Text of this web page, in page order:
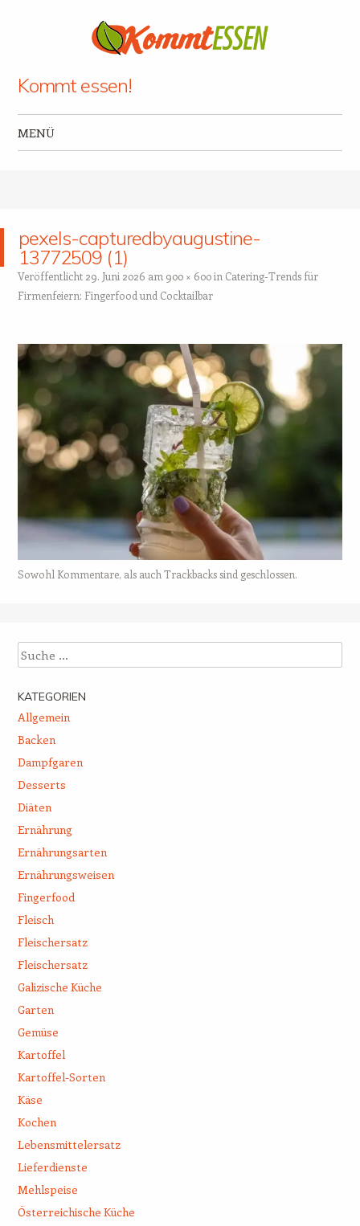
Kommt essen!
MENÜ
pexels-capturedbyaugustine-
13772509 (1)
Veröffentlicht 29. Juni 2026 am 900 × 600in Catering-Trends für
Firmenfeiern: Fingerfood und Cocktailbar
Sowohl Kommentare, als auch Trackbacks sind geschlossen.
Suche
KATEGORIEN
Allgemein
Backen
Dampfgaren
Desserts
Diäten
Ernährung
Ernährungsarten
Ernährungsweisen
Fingerfood
Fleisch
Fleischersatz
Fleischersatz
Galizische Küche
Garten
Gemüse
Kartoffel
Kartoffel-Sorten
Käse
Kochen
Lebensmittelersatz
Lieferdienste
Mehlspeise
Österreichische Küche